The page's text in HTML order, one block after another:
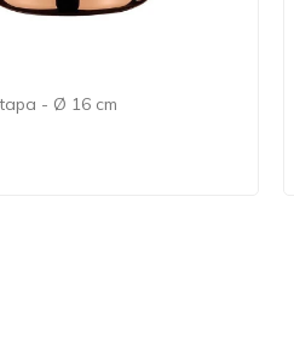
- Ø 16 cm